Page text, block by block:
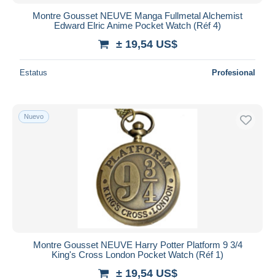
Montre Gousset NEUVE Manga Fullmetal Alchemist
Edward Elric Anime Pocket Watch (Réf 4)
± 19,54 US$
Estatus Profesional
Nuevo
Montre Gousset NEUVE Harry Potter Platform 9 3/4
King's Cross London Pocket Watch (Réf 1)
± 19,54 US$